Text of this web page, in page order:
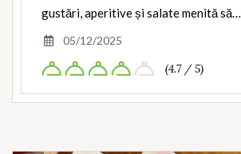
gustări, aperitive și salate menită să…
05/12/2025
(4.7 / 5)